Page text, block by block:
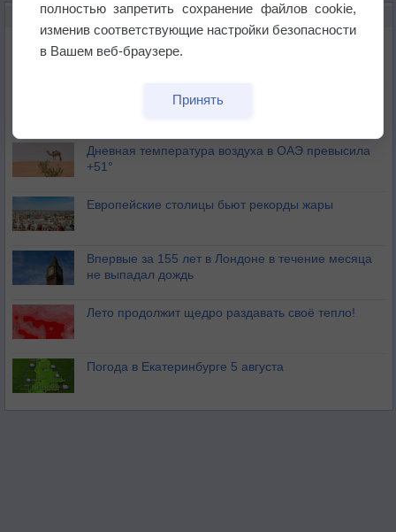
НОВОЕ О ПОГОДЕ
Июль в России стал самым тёплым за всю
историю
В Центральной России наступают самые жаркие
Дневная температура воздуха в ОАЭ превысила
+51°
Европейские столицы бьют рекорды жары
Впервые за 155 лет в Лондоне в течение месяца
не выпадал дождь
Лето продолжит щедро раздавать своё тепло!
Погода в Екатеринбурге 5 августа
полностью запретить сохранение файлов cookie,
изменив соответствующие настройки безопасности
в Вашем веб-браузере.
Принять